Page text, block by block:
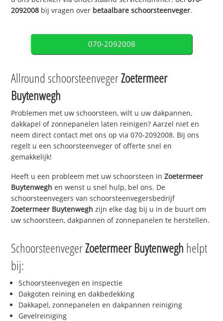
2092008 bij vragen over betaalbare schoorsteenveger.
070-2092008
Allround schoorsteenvegerZoetermeer
Buytenwegh
Problemen met uw schoorsteen, wilt u uw dakpannen,
dakkapel of zonnepanelen laten reinigen? Aarzel niet en
neem direct contact met ons op via 070-2092008. Bij ons
regelt u een schoorsteenveger of offerte snel en
gemakkelijk!
Heeft u een probleem met uw schoorsteen inZoetermeer
Buytenwegh en wenst u snel hulp, bel ons. De
schoorsteenvegers van schoorsteenvegersbedrijf
Zoetermeer Buytenwegh zijn elke dag bij u in de buurt om
uw schoorsteen, dakpannen of zonnepanelen te herstellen.
SchoorsteenvegerZoetermeer Buytenwegh helpt
bij:
Schoorsteenvegen en inspectie
Dakgoten reining en dakbedekking
Dakkapel, zonnepanelen en dakpannen reiniging
Gevelreiniging